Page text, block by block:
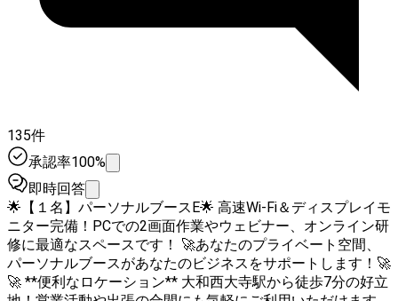
135件
承認率100%
即時回答
🌟【１名】パーソナルブースE🌟 高速Wi-Fi＆ディスプレイモ
ニター完備！PCでの2画面作業やウェビナー、オンライン研
修に最適なスペースです！ 🚀あなたのプライベート空間、
パーソナルブースがあなたのビジネスをサポートします！🚀
🚀 **便利なロケーション** 大和西大寺駅から徒歩7分の好立